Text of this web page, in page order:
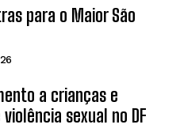
para o Maior São
a crianças e
sexual no DF